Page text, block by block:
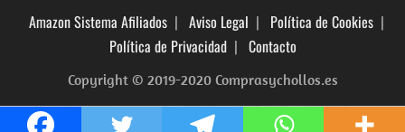
Amazon Sistema Afiliados Aviso Legal
Política de Cookies
Política de Privacidad
Contacto
Copyright © 2019-2020 Comprasychollos.es